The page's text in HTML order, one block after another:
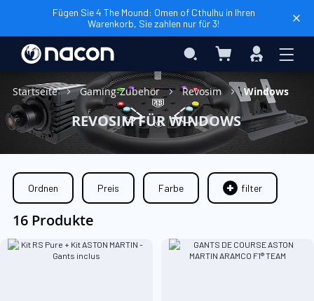
Fügen Sie 4 The Mound: Omen of Cthulhu in Ihren
Warenkorb, Sie zahlen nur für 3!
Search Mein Warenkorb
Anmelden
Startseite Gaming-Zubehör Revosim Windows
REVOSIM FÜR WINDOWS
Ordnen Preis Farbe filter
16 Produkte